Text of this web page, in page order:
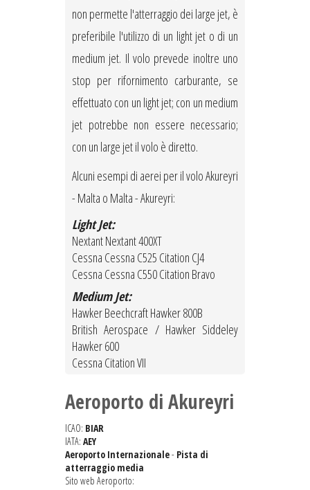
non permette l'atterraggio dei large jet, è
preferibile l'utilizzo di un light jet o di un
medium jet. Il volo prevede inoltre uno
stop per rifornimento carburante, se
effettuato con un light jet; con un medium
jet potrebbe non essere necessario;
con un large jet il volo è diretto.
Alcuni esempi di aerei per il volo Akureyri
- Malta o Malta - Akureyri:
Light Jet:
Nextant Nextant 400XT
Cessna Cessna C525 Citation CJ4
Cessna Cessna C550 Citation Bravo
Medium Jet:
Hawker Beechcraft Hawker 800B
British Aerospace / Hawker Siddeley
Hawker 600
Cessna Citation VII
Aeroporto di Akureyri
ICAO: BIAR
IATA: AEY
Aeroporto Internazionale- Pista di
atterraggio media
Sito web Aeroporto: